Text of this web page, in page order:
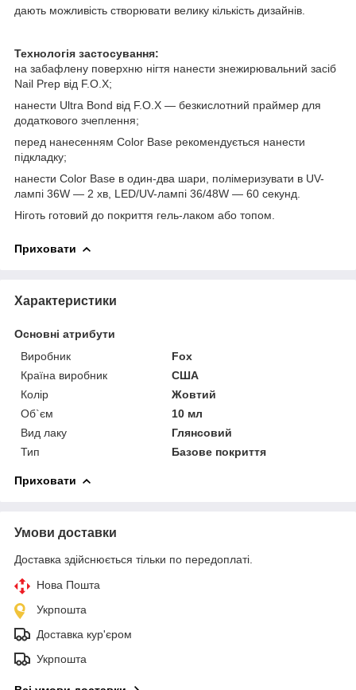
дають можливість створювати велику кількість дизайнів.
Технологія застосування:
на забафлену поверхню нігтя нанести знежирювальний засіб
Nail Prep від F.O.X;
нанести Ultra Bond від F.O.X — безкислотний праймер для
додаткового зчеплення;
перед нанесенням Color Base рекомендується нанести
підкладку;
нанести Color Base в один-два шари, полімеризувати в UV-
лампі 36W — 2 хв, LED/UV-лампі 36/48W — 60 секунд.
Ніготь готовий до покриття гель-лаком або топом.
Приховати
Характеристики
Основні атрибути
Виробник
Fox
Країна виробник
США
Колір
Жовтий
Об`єм
10 мл
Вид лаку
Глянсовий
Тип
Базове покриття
Приховати
Умови доставки
Доставка здійснюється тільки по передоплаті.
Нова Пошта
Укрпошта
Доставка кур'єром
Укрпошта